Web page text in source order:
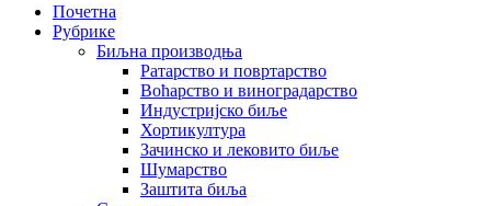
Почетна
Рубрике
Биљна производња
Ратарство и повртарство
Воћарство и виноградарство
Индустријско биље
Хортикултура
Зачинско и лековито биље
Шумарство
Заштита биља